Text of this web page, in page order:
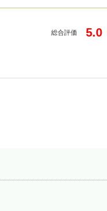
総合評価 5.0